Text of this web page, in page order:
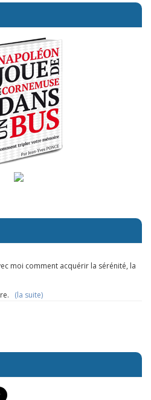
moi comment acquérir la sérénité, la
(la suite)